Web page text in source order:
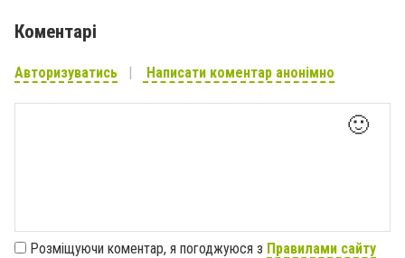
Коментарі
Авторизуватись Написати коментар анонімно
🙂
Розміщуючи коментар, я погоджуюся з Правилами сайту